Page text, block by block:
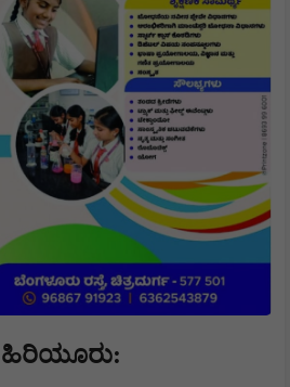
ಹಿರಿಯೂರು: